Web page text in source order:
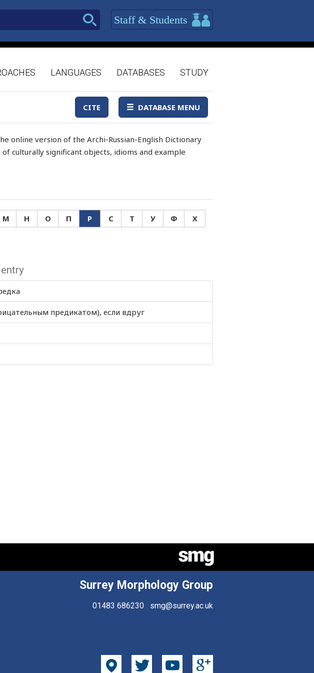
Staff & Students
LANGUAGES DATABASES STUDY
CITE DATABASE MENU
online version of the Archi-Russian-English Dictionary
culturally significant objects, idioms and example
М Н О П Р С Т У Ф
Х
предикатом), если вдруг
Surrey Morphology Group
01483 686230 smg@surrey.ac.uk